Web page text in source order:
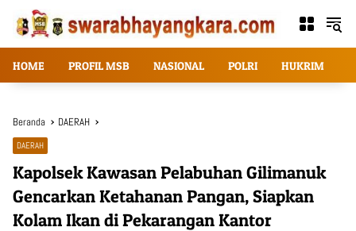
Langsung
konten
HOME PROFIL MSB NASIONAL POLRI HUKRIM
Beranda DAERAH
DAERAH
Kapolsek Kawasan Pelabuhan Gilimanuk
Gencarkan Ketahanan Pangan, Siapkan
Kolam Ikan di Pekarangan Kantor